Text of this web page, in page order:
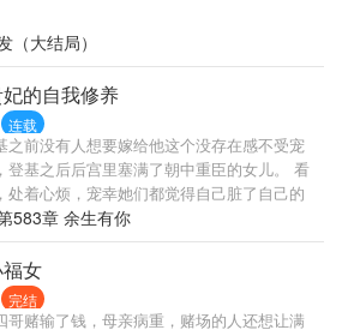
是一声：我能救，从此走上逆袭之路。 同胞弟
？没问题，我手撕继母庶女，疯狂打两人
被欺负了？没问题，我递根棍子给你使劲
青，之前不是嫌弃我丑，嫌我蠢，对我爱理
？那么现在你又是在做何呀？ 萧长青：我错
求得娘子你的原谅。 开玩笑，姐姐我手握空
一身医术可谓惊艳四方，怎么可能如此将
青：娘子，我真的错了。你这又是在做何
颖：你不是叫我掌家吗？我得赚银钱才能掌
青：没办法，我得证明我家王妃不是废柴
（大结局）
的自我修养
连载
之前没有人想要嫁给他这个没存在感不受宠
登基之后后宫里塞满了朝中重臣的女儿。 看
处着心烦，宠幸她们都觉得自己脏了自己的
决定选一个性子泼辣嚣张跋扈爱吃醋的女子
他将这些垃圾全都打进冷宫。 宋云昭穿到古
，一直猥琐发育，苟着度日，就等着剧情开
化身嚣张跋扈泼辣善妒的恶女，等到落选好
婿逍遥快活的过日子。 后来，宋云昭看着对
583章 余生有你
女
完结
哥赌输了钱，母亲病重，赌场的人还想让满